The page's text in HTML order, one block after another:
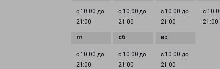
с 10:00 до
21:00
с 10:00 до
21:00
с 10:00 до
21:00
с
21:00
с 10:00 до
21:00
с 10:00 до
21:00
с 10:00 до
21:00